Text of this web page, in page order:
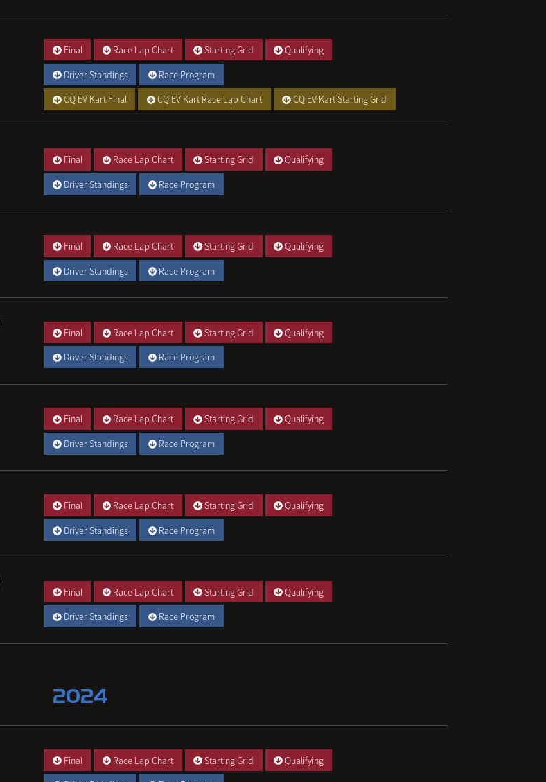
Final Race Lap Chart Starting Grid
Qualifying
Driver Standings
Race Program
CQ EV Kart Final
CQ EV Kart Race Lap Chart CQ EV Kart Starting Grid
Final Race Lap Chart Starting Grid
Qualifying
Driver Standings
Race Program
Final Race Lap Chart Starting Grid
Qualifying
Driver Standings
Race Program
Final Race Lap Chart Starting Grid
Qualifying
Driver Standings
Race Program
Final Race Lap Chart Starting Grid
Qualifying
Driver Standings
Race Program
Final Race Lap Chart Starting Grid
Qualifying
Driver Standings
Race Program
Final Race Lap Chart Starting Grid
Qualifying
Driver Standings
Race Program
2024
Final Race Lap Chart Starting Grid
Qualifying